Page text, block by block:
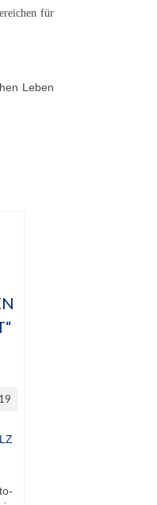
für
Leben